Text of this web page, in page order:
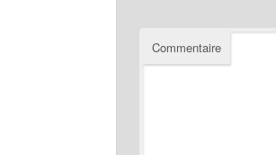
Commentaire